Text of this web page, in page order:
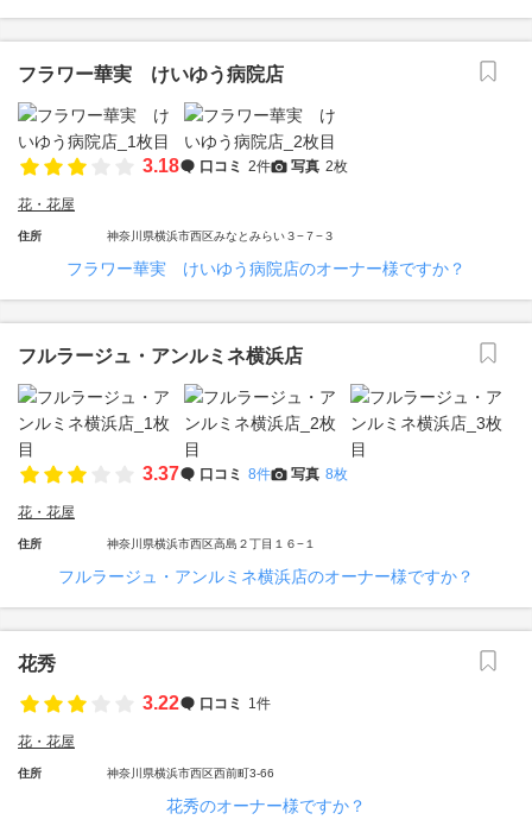
フラワー華実 けいゆう病院店
3.18 口コミ 2件 写真 2枚
花・花屋
住所 神奈川県横浜市西区みなとみらい３−７−３
フラワー華実 けいゆう病院店のオーナー様ですか？
フルラージュ・アンルミネ横浜店
3.37 口コミ 8件 写真 8枚
花・花屋
住所 神奈川県横浜市西区高島２丁目１６−１
フルラージュ・アンルミネ横浜店のオーナー様ですか？
花秀
3.22
口コミ 1件
花・花屋
住所 神奈川県横浜市西区西前町3-66
花秀のオーナー様ですか？